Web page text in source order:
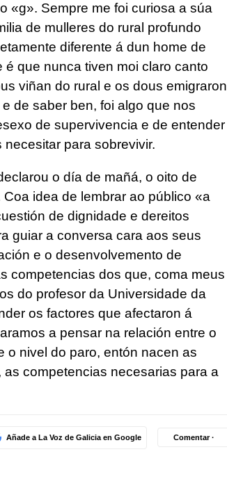
«g». Sempre me foi curiosa a súa
de mulleres do rural profundo
diferente á dun home de
que nunca tiven moi claro canto
viñan do rural e os dous emigraron
de saber ben, foi algo que nos
de supervivencia e de entender
para sobrevivir.
o día de mañá, o oito de
idea de lembrar ao público «a
de dignidade e dereitos
guiar a conversa cara aos seus
e o desenvolvemento de
competencias dos que, coma meus
do profesor da Universidade da
os factores que afectaron á
a pensar na relación entre o
o nivel do paro, entón nacen as
competencias necesarias para a
Añade a La Voz de Galicia en Google Comentar ·